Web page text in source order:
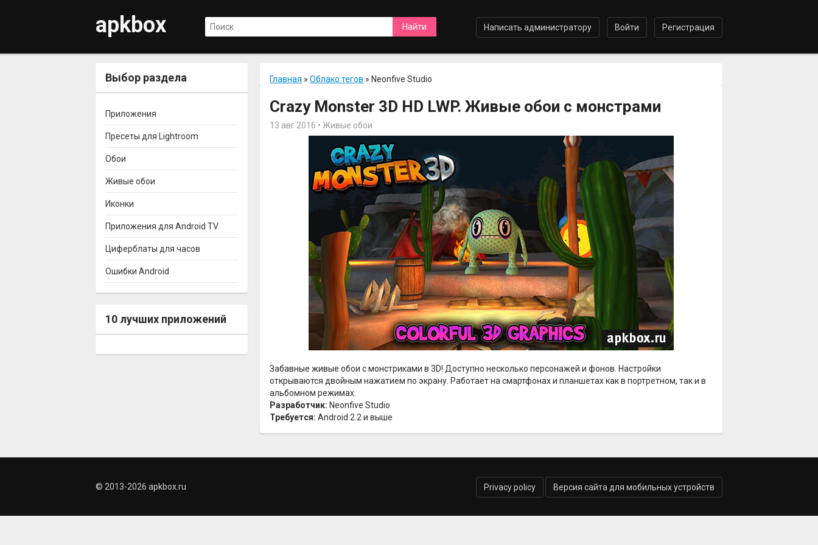
apkbox Регистрация
Войти
Написать администратору
Главная » Облако тегов » Neonfive Studio
Crazy Monster 3D HD LWP. Живые обои с монстрами
13 авг 2016 • Живые обои
Забавные живые обои с монстриками в 3D! Доступно несколько персонажей и фонов. Настройки
открываются двойным нажатием по экрану. Работает на смартфонах и планшетах как в портретном, так и в
альбомном режимах.
Разработчик: Neonfive Studio
Требуется: Android 2.2 и выше
Выбор раздела
Приложения
Пресеты для Lightroom
Обои
Живые обои
Иконки
Приложения для Android TV
Циферблаты для часов
Ошибки Android
10 лучших приложений
© 2013-2026 apkbox.ru Privacy policy Версия сайта для мобильных устройств